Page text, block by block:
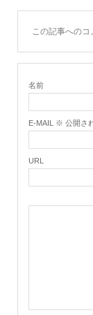
この記事へのコ
名前
E-MAIL ※ 公開
URL